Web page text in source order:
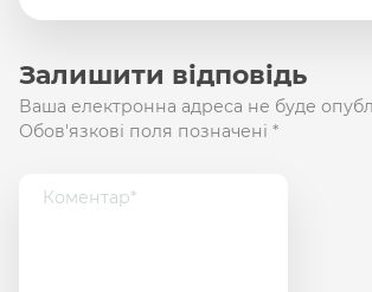
Залишити відповідь
Ваша електронна адреса не буде
Обов'язкові поля позначені *